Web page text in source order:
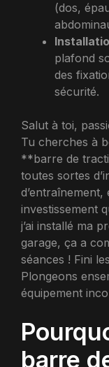
(dos,
plafond
des
sécurité.
Salut à toi,
Tu cherches à
**barre de
toutes sortes
d’entraînement,
investissement
j’ai installé ma
garage, ça a
séances ! Fini
Plongeons
équipement
barre